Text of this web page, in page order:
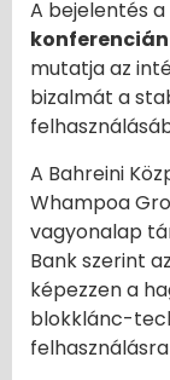
A bejelentés a
konferencián
mutatja az
bizalmát a
A Bahreini
Whampoa
vagyonalap
Bank szerint
képezzen a
blokklánc-